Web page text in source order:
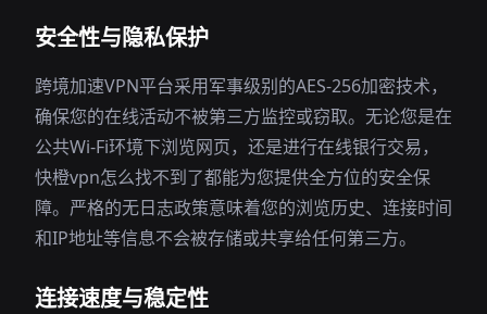
安全性与隐私保护
跨境加速VPN平台采用军事级别的AES-256加密技术，
确保您的在线活动不被第三方监控或窃取。无论您是在
公共Wi-Fi环境下浏览网页，还是进行在线银行交易，
快橙vpn怎么找不到了都能为您提供全方位的安全保
障。严格的无日志政策意味着您的浏览历史、连接时间
和IP地址等信息不会被存储或共享给任何第三方。
连接速度与稳定性